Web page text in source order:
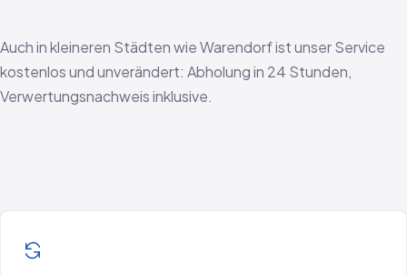
Auch in kleineren Städten wie Warendorf ist unser Service
kostenlos und unverändert: Abholung in 24 Stunden,
Verwertungsnachweis inklusive.